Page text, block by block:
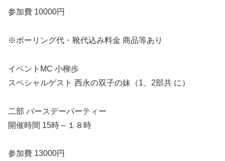
参加費 10000円
※ボーリング代・靴代込み料金 商品等あり
イベントMC 小柳歩
スペシャルゲスト 西永の双子の妹（1、2部共 に）
二部 バースデーパーティー
開催時間 15時～１８時
参加費 13000円